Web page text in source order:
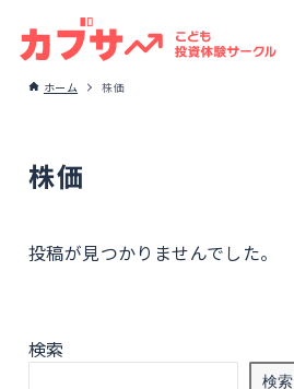
ホーム 株価
株価
投稿が見つかりませんでした。
検索
検索